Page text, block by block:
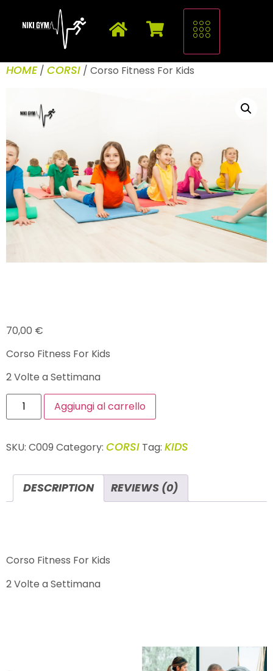
HOME/ CORSI / Corso Fitness For Kids
70,00 €
Corso Fitness For Kids
2 Volte a Settimana
Aggiungi al carrello
SKU: C009 Category: CORSI Tag: KIDS
DESCRIPTION REVIEWS (0)
Corso Fitness For Kids
2 Volte a Settimana